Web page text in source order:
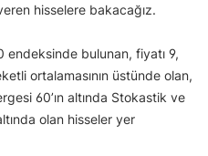
hisselere bakacağız.
endeksinde bulunan, fiyatı 9,
ortalamasının üstünde olan,
60’ın altında Stokastik ve
olan hisseler yer